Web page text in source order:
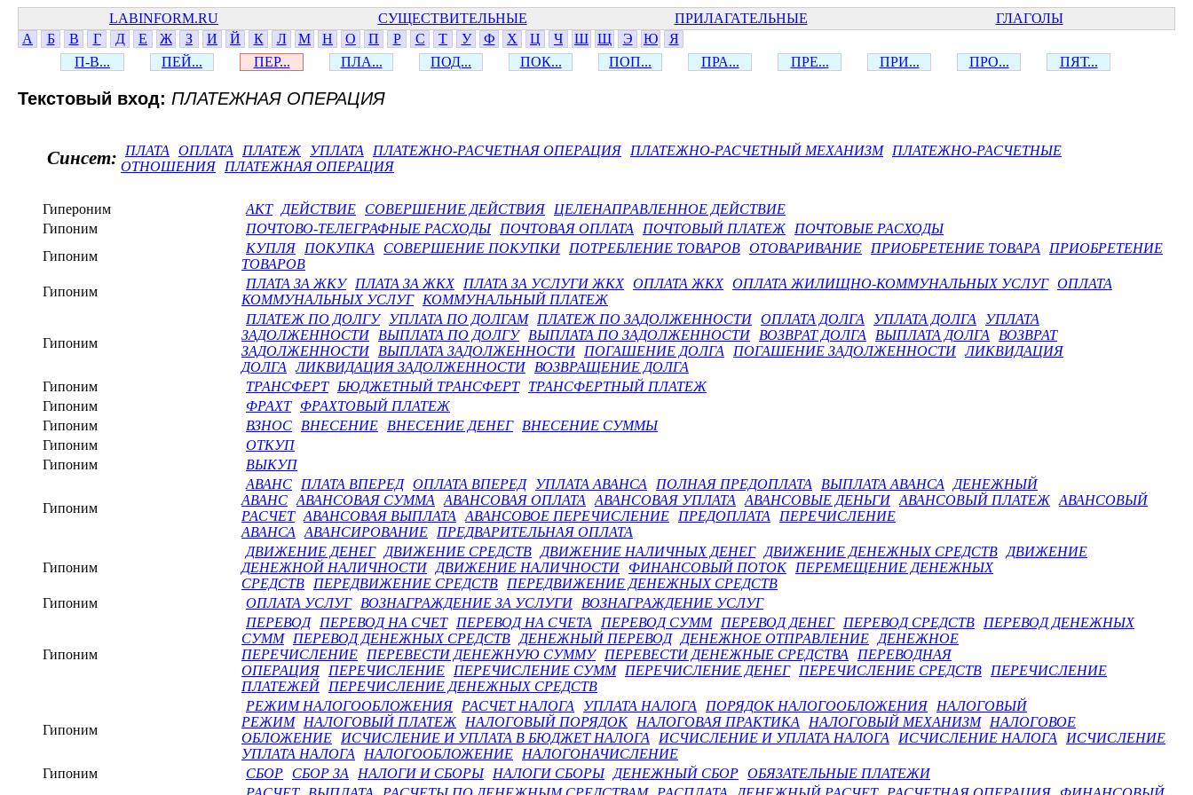
LABINFORM.RU СУЩЕСТВИТЕЛЬНЫЕ ПРИЛАГАТЕЛЬНЫЕ
ГЛАГОЛЫ
А
Б В Г Д Е Ж З И Й К Л М Н О П Р С Т У Ф Х Ц Ч Ш Щ Э Ю
Я
П-В...
ПЕЙ... ПЕР... ПЛА... ПОД... ПОК... ПОП... ПРА... ПРЕ... ПРИ... ПРО... ПЯТ...
Текстовый вход: ПЛАТЕЖНАЯ ОПЕРАЦИЯ
Синсет: ПЛАТА ОПЛАТА ПЛАТЕЖ УПЛАТА ПЛАТЕЖНО-РАСЧЕТНАЯ ОПЕРАЦИЯ ПЛАТЕЖНО-РАСЧЕТНЫЙ МЕХАНИЗМ
ПЛАТЕЖНО-РАСЧЕТНЫЕ
ОТНОШЕНИЯ
ПЛАТЕЖНАЯ ОПЕРАЦИЯ
Гипероним АКТ ДЕЙСТВИЕ СОВЕРШЕНИЕ ДЕЙСТВИЯ
ЦЕЛЕНАПРАВЛЕННОЕ ДЕЙСТВИЕ
Гипоним
ПОЧТОВО-ТЕЛЕГРАФНЫЕ РАСХОДЫ ПОЧТОВАЯ ОПЛАТА ПОЧТОВЫЙ ПЛАТЕЖ
ПОЧТОВЫЕ РАСХОДЫ
Гипоним
КУПЛЯ ПОКУПКА СОВЕРШЕНИЕ ПОКУПКИ ПОТРЕБЛЕНИЕ ТОВАРОВ ОТОВАРИВАНИЕ ПРИОБРЕТЕНИЕ ТОВАРА
ПРИОБРЕТЕНИЕ
ТОВАРОВ
Гипоним
ПЛАТА ЗА ЖКУ ПЛАТА ЗА ЖКХ ПЛАТА ЗА УСЛУГИ ЖКХ ОПЛАТА ЖКХ ОПЛАТА ЖИЛИЩНО-КОММУНАЛЬНЫХ УСЛУГ ОПЛАТА
КОММУНАЛЬНЫХ УСЛУГ
КОММУНАЛЬНЫЙ ПЛАТЕЖ
Гипоним
ПЛАТЕЖ ПО ДОЛГУ УПЛАТА ПО ДОЛГАМ ПЛАТЕЖ ПО ЗАДОЛЖЕННОСТИ ОПЛАТА ДОЛГА УПЛАТА ДОЛГА
УПЛАТА
ЗАДОЛЖЕННОСТИ
ВЫПЛАТА ПО ДОЛГУ ВЫПЛАТА ПО ЗАДОЛЖЕННОСТИ ВОЗВРАТ ДОЛГА ВЫПЛАТА ДОЛГА
ВОЗВРАТ
ЗАДОЛЖЕННОСТИ
ВЫПЛАТА ЗАДОЛЖЕННОСТИ ПОГАШЕНИЕ ДОЛГА ПОГАШЕНИЕ ЗАДОЛЖЕННОСТИ ЛИКВИДАЦИЯ
ДОЛГА
ЛИКВИДАЦИЯ ЗАДОЛЖЕННОСТИ
ВОЗВРАЩЕНИЕ ДОЛГА
Гипоним
ТРАНСФЕРТ БЮДЖЕТНЫЙ ТРАНСФЕРТ
ТРАНСФЕРТНЫЙ ПЛАТЕЖ
Гипоним
ФРАХТ
ФРАХТОВЫЙ ПЛАТЕЖ
Гипоним
ВЗНОС ВНЕСЕНИЕ ВНЕСЕНИЕ ДЕНЕГ
ВНЕСЕНИЕ СУММЫ
Гипоним
ОТКУП
Гипоним
ВЫКУП
Гипоним
АВАНС ПЛАТА ВПЕРЕД ОПЛАТА ВПЕРЕД УПЛАТА АВАНСА ПОЛНАЯ ПРЕДОПЛАТА ВЫПЛАТА АВАНСА
ДЕНЕЖНЫЙ
АВАНС АВАНСОВАЯ СУММА АВАНСОВАЯ ОПЛАТА АВАНСОВАЯ УПЛАТА АВАНСОВЫЕ ДЕНЬГИ АВАНСОВЫЙ ПЛАТЕЖ АВАНСОВЫЙ
РАСЧЕТ АВАНСОВАЯ ВЫПЛАТА АВАНСОВОЕ ПЕРЕЧИСЛЕНИЕ ПРЕДОПЛАТА
ПЕРЕЧИСЛЕНИЕ
АВАНСА
АВАНСИРОВАНИЕ ПРЕДВАРИТЕЛЬНАЯ ОПЛАТА
Гипоним
ДВИЖЕНИЕ ДЕНЕГ ДВИЖЕНИЕ СРЕДСТВ ДВИЖЕНИЕ НАЛИЧНЫХ ДЕНЕГ ДВИЖЕНИЕ ДЕНЕЖНЫХ СРЕДСТВ
ДВИЖЕНИЕ
ДЕНЕЖНОЙ НАЛИЧНОСТИ
ДВИЖЕНИЕ НАЛИЧНОСТИ ФИНАНСОВЫЙ ПОТОК
ПЕРЕМЕЩЕНИЕ ДЕНЕЖНЫХ
СРЕДСТВ
ПЕРЕДВИЖЕНИЕ СРЕДСТВ
ПЕРЕДВИЖЕНИЕ ДЕНЕЖНЫХ СРЕДСТВ
Гипоним
ОПЛАТА УСЛУГ ВОЗНАГРАЖДЕНИЕ ЗА УСЛУГИ ВОЗНАГРАЖДЕНИЕ УСЛУГ
Гипоним
ПЕРЕВОД ПЕРЕВОД НА СЧЕТ ПЕРЕВОД НА СЧЕТА ПЕРЕВОД СУММ ПЕРЕВОД ДЕНЕГ ПЕРЕВОД СРЕДСТВ
ПЕРЕВОД ДЕНЕЖНЫХ
СУММ
ПЕРЕВОД ДЕНЕЖНЫХ СРЕДСТВ ДЕНЕЖНЫЙ ПЕРЕВОД ДЕНЕЖНОЕ ОТПРАВЛЕНИЕ
ДЕНЕЖНОЕ
ПЕРЕЧИСЛЕНИЕ
ПЕРЕВЕСТИ ДЕНЕЖНУЮ СУММУ ПЕРЕВЕСТИ ДЕНЕЖНЫЕ СРЕДСТВА
ПЕРЕВОДНАЯ
ОПЕРАЦИЯ
ПЕРЕЧИСЛЕНИЕ ПЕРЕЧИСЛЕНИЕ СУММ ПЕРЕЧИСЛЕНИЕ ДЕНЕГ ПЕРЕЧИСЛЕНИЕ СРЕДСТВ
ПЕРЕЧИСЛЕНИЕ
ПЛАТЕЖЕЙ
ПЕРЕЧИСЛЕНИЕ ДЕНЕЖНЫХ СРЕДСТВ
Гипоним
РЕЖИМ НАЛОГООБЛОЖЕНИЯ РАСЧЕТ НАЛОГА УПЛАТА НАЛОГА ПОРЯДОК НАЛОГООБЛОЖЕНИЯ
НАЛОГОВЫЙ
РЕЖИМ
НАЛОГОВЫЙ ПЛАТЕЖ НАЛОГОВЫЙ ПОРЯДОК НАЛОГОВАЯ ПРАКТИКА НАЛОГОВЫЙ МЕХАНИЗМ
НАЛОГОВОЕ
ОБЛОЖЕНИЕ
ИСЧИСЛЕНИЕ И УПЛАТА В БЮДЖЕТ НАЛОГА ИСЧИСЛЕНИЕ И УПЛАТА НАЛОГА ИСЧИСЛЕНИЕ НАЛОГА
ИСЧИСЛЕНИЕ
УПЛАТА НАЛОГА
НАЛОГООБЛОЖЕНИЕ
НАЛОГОНАЧИСЛЕНИЕ
Гипоним
СБОР СБОР ЗА НАЛОГИ И СБОРЫ НАЛОГИ СБОРЫ ДЕНЕЖНЫЙ СБОР ОБЯЗАТЕЛЬНЫЕ ПЛАТЕЖИ